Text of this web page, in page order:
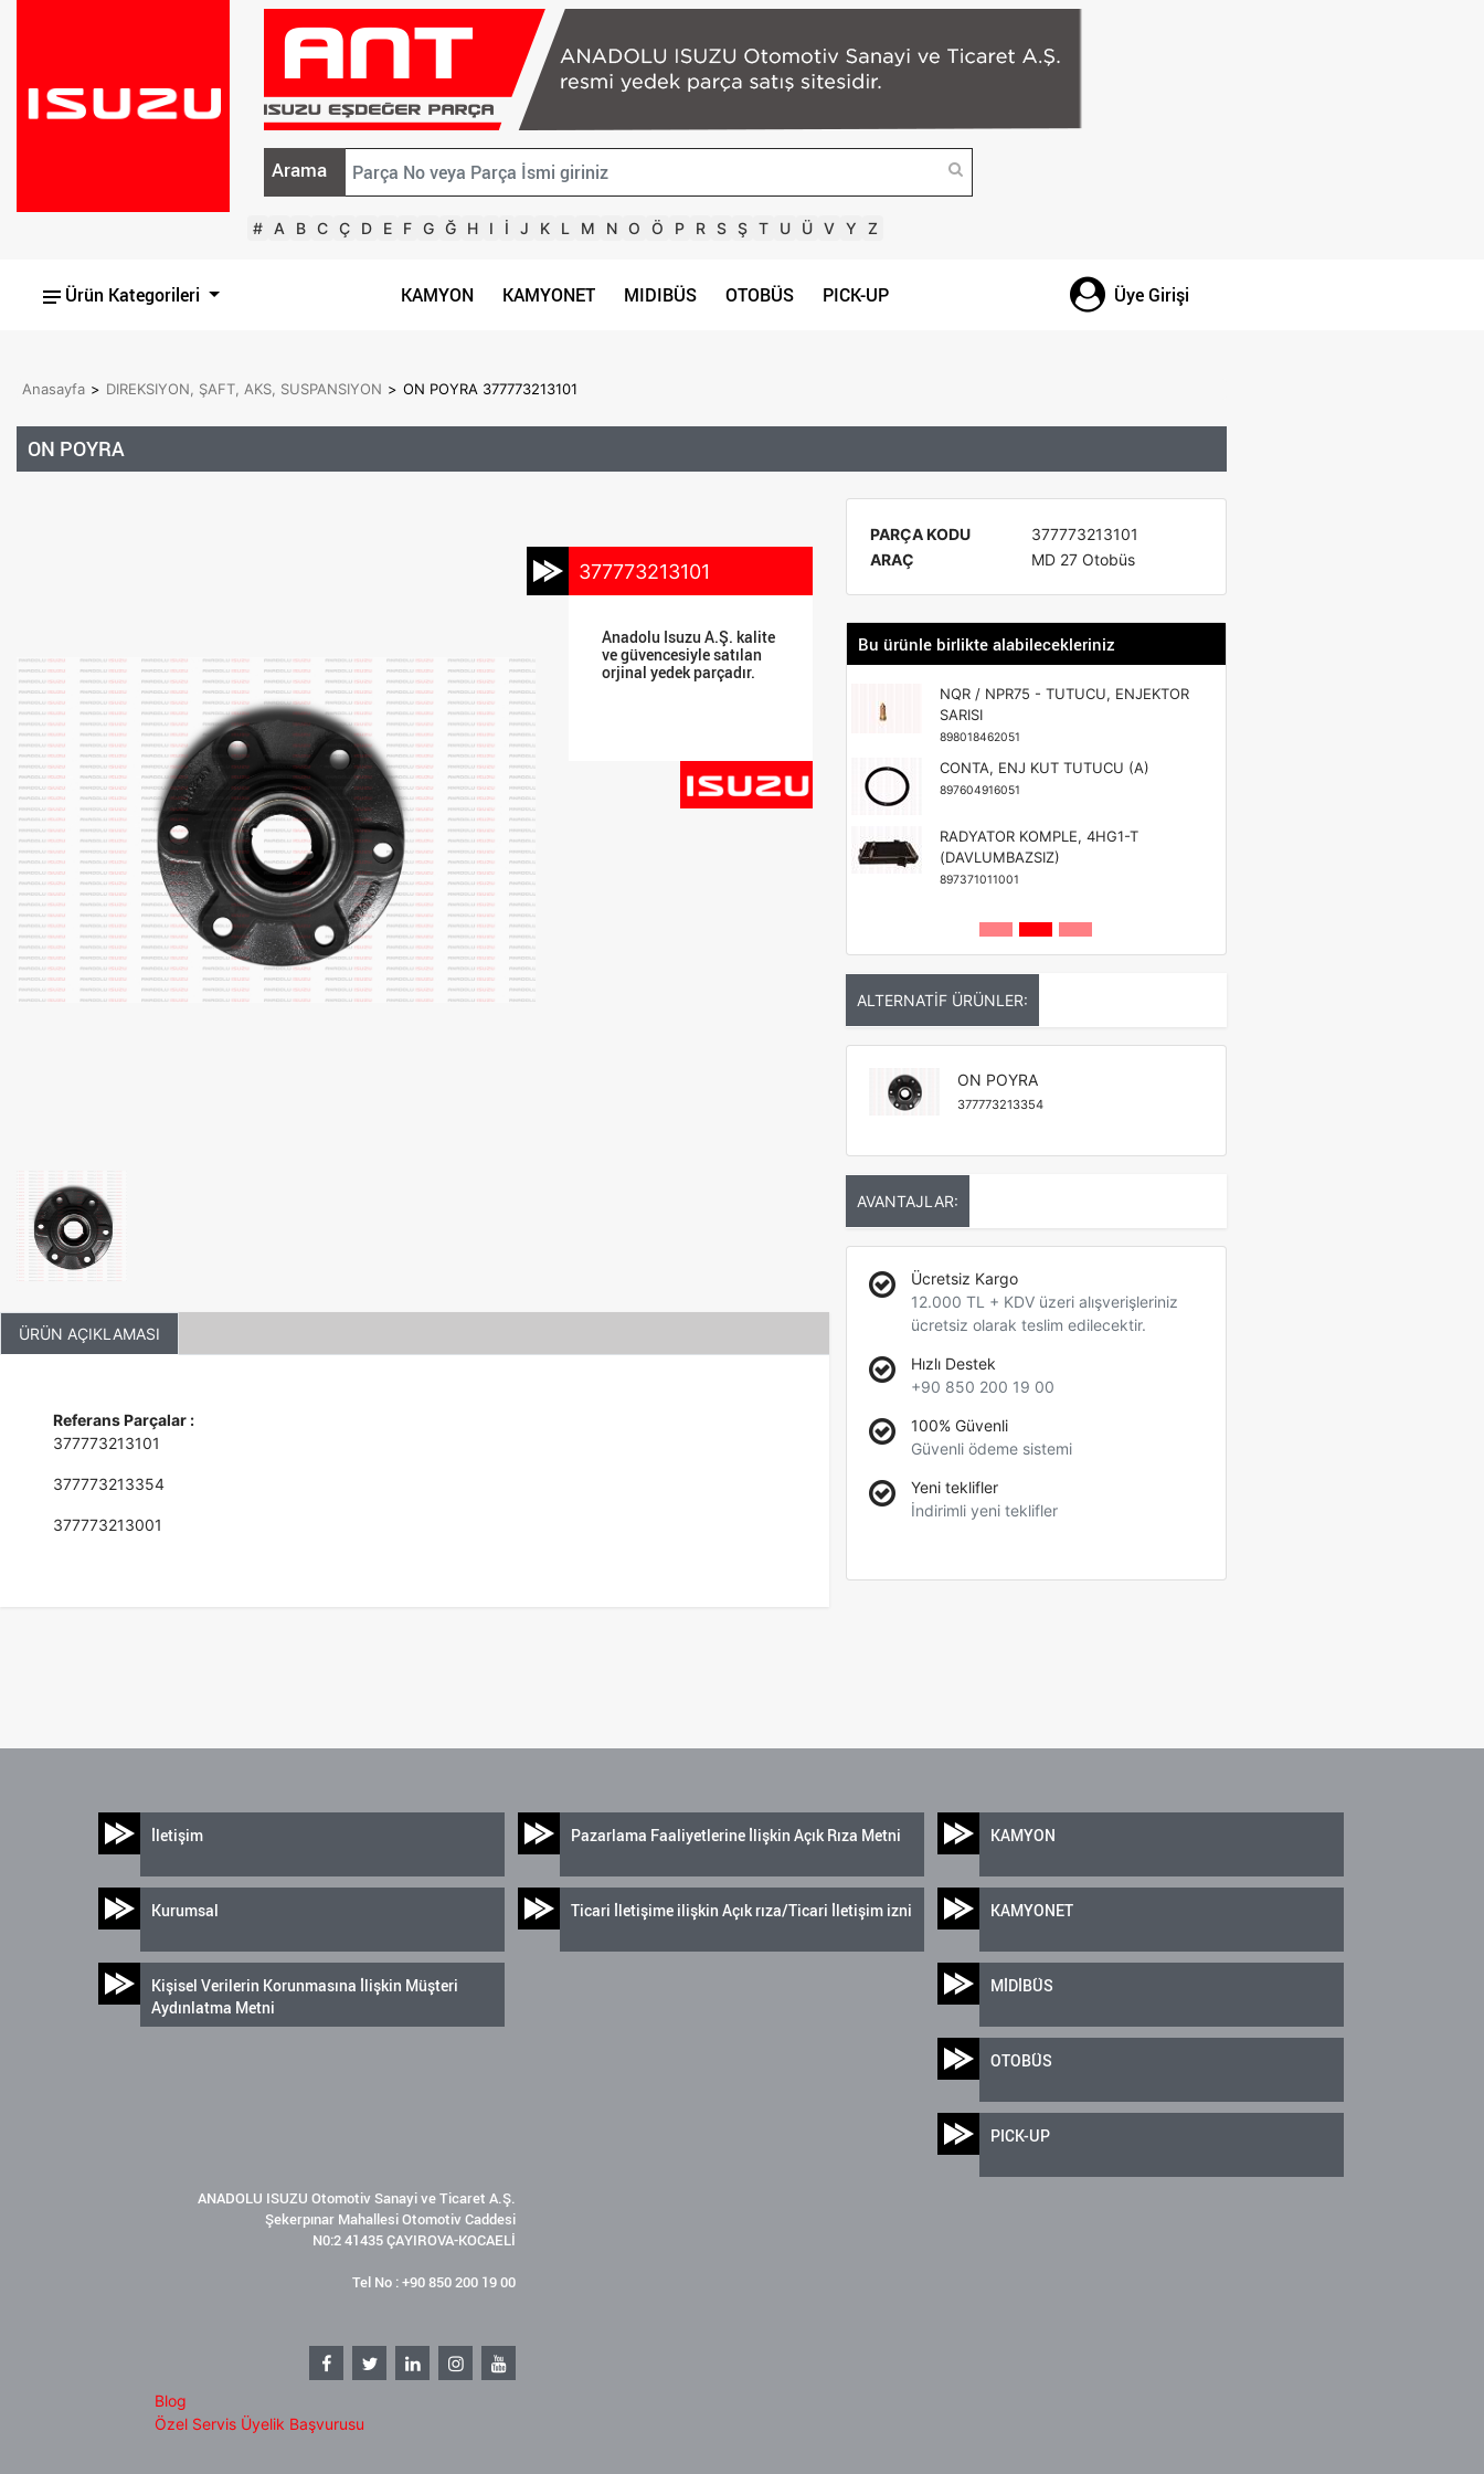
Arama
# A B C Ç D E F G Ğ H I İ J K L M N O Ö P R S Ş T U Ü V Y Z
Ürün Kategorileri KAMYON KAMYONET MIDIBÜS OTOBÜS PICK-UP Üye Girişi
Anasayfa > DIREKSIYON, ŞAFT, AKS, SUSPANSIYON > ON POYRA 377773213101
ON POYRA
377773213101
Anadolu Isuzu A.Ş. kalite
ve güvencesiyle satılan
orjinal yedek parçadır.
ÜRÜN AÇIKLAMASI
Referans Parçalar :
377773213101
377773213354
377773213001
PARÇA KODU
377773213101
ARAÇ
MD 27 Otobüs
Bu ürünle birlikte alabilecekleriniz
NQR / NPR75 - TUTUCU, ENJEKTOR
SARISI
898018462051
CONTA, ENJ KUT TUTUCU (A)
897604916051
RADYATOR KOMPLE, 4HG1-T
(DAVLUMBAZSIZ)
897371011001
ALTERNATİF ÜRÜNLER:
ON POYRA
377773213354
AVANTAJLAR:
Ücretsiz Kargo
12.000 TL + KDV üzeri alışverişleriniz
ücretsiz olarak teslim edilecektir.
Hızlı Destek
+90 850 200 19 00
100% Güvenli
Güvenli ödeme sistemi
Yeni teklifler
İndirimli yeni teklifler
İletişim
Kurumsal
Kişisel Verilerin Korunmasına İlişkin Müşteri
Aydınlatma Metni
Pazarlama Faaliyetlerine İlişkin Açık Rıza Metni
Ticari İletişime ilişkin Açık rıza/Ticari İletişim izni
KAMYON
KAMYONET
MİDİBÜS
OTOBÜS
PICK-UP
ANADOLU ISUZU Otomotiv Sanayi ve Ticaret A.Ş.
Şekerpınar Mahallesi Otomotiv Caddesi
N0:2 41435 ÇAYIROVA-KOCAELİ
Tel No : +90 850 200 19 00
Blog
Özel Servis Üyelik Başvurusu